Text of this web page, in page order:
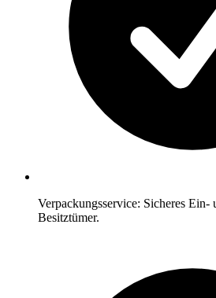
Verpackungsservice: Sicheres Ein-
Besitztümer.